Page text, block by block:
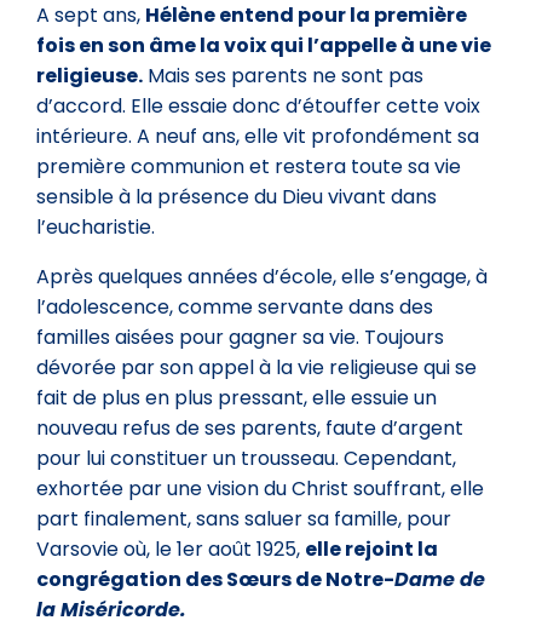
A sept ans, Hélène entend pour la première
fois en son âme la voix qui l’appelle à une vie
religieuse. Mais ses parents ne sont pas
d’accord. Elle essaie donc d’étouffer cette voix
intérieure. A neuf ans, elle vit profondément sa
première communion et restera toute sa vie
sensible à la présence du Dieu vivant dans
l’eucharistie.
Après quelques années d’école, elle s’engage, à
l’adolescence, comme servante dans des
familles aisées pour gagner sa vie. Toujours
dévorée par son appel à la vie religieuse qui se
fait de plus en plus pressant, elle essuie un
nouveau refus de ses parents, faute d’argent
pour lui constituer un trousseau. Cependant,
exhortée par une vision du Christ souffrant, elle
part finalement, sans saluer sa famille, pour
Varsovie où, le 1er août 1925, elle rejoint la
congrégation des Sœurs de Notre-Dame de
la Miséricorde.